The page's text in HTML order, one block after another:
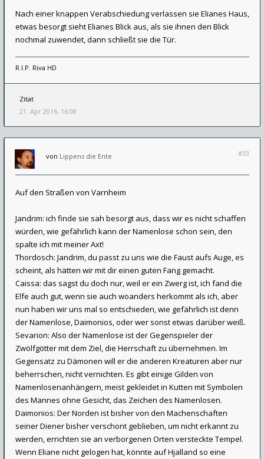
Nach einer knappen Verabschiedung verlassen sie Elianes Haus,
etwas besorgt sieht Elianes Blick aus, als sie ihnen den Blick
nochmal zuwendet, dann schließt sie die Tür.
R.I.P. Riva HD
Zitat
21. Apr 2016, 16:08
#33
von Lippens die Ente
Auf den Straßen von Varnheim
Jandrim: ich finde sie sah besorgt aus, dass wir es nicht schaffen
würden, wie gefährlich kann der Namenlose schon sein, den
spalte ich mit meiner Axt!
Thordosch: Jandrim, du passt zu uns wie die Faust aufs Auge, es
scheint, als hätten wir mit dir einen guten Fang gemacht.
Caissa: das sagst du doch nur, weil er ein Zwerg ist, ich fand die
Elfe auch gut, wenn sie auch woanders herkommt als ich, aber
nun haben wir uns mal so entschieden, wie gefährlich ist denn
der Namenlose, Daimonios, oder wer sonst etwas darüber weiß.
Sevarion: Also der Namenlose ist der Gegenspieler der
Zwölfgötter mit dem Ziel, die Herrschaft zu übernehmen. Im
Gegensatz zu Dämonen will er die anderen Kreaturen aber nur
beherrschen, nicht vernichten. Es gibt einige Gilden von
Namenlosenanhängern, meist gekleidet in Kutten mit Symbolen
des Mannes ohne Gesicht, das Zeichen des Namenlosen.
Daimonios: Der Norden ist bisher von den Machenschaften
seiner Diener bisher verschont geblieben, um nicht erkannt zu
werden, errichten sie an verborgenen Orten versteckte Tempel.
Wenn Eliane nicht gelogen hat, könnte auf Hjalland so eine